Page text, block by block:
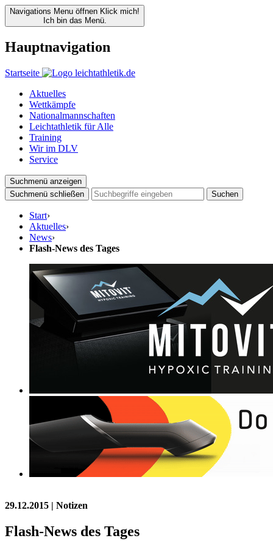
Navigations Menu öffnen Klick mich!
Ich bin das Menü.
Hauptnavigation
Startseite
Aktuelles
Wettkämpfe
Nationalmannschaften
Leichtathletik für Alle
Training
Wir im DLV
Service
Suchmenü anzeigen
Suchmenü schließen
Suchen
Start›
Aktuelles›
News›
Flash-News des Tages
29.12.2015 | Notizen
Flash-News des Tages